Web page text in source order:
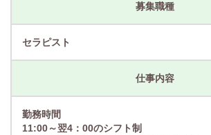
募集職種
セラピスト
仕事内容
勤務時間
11:00～翌4：00のシフト制